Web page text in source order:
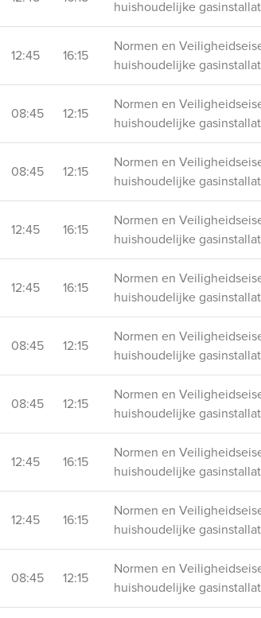
huishoudelijke
12:45 16:15
Normen en
huishoudelijke
08:45 12:15
Normen en
huishoudelijke
08:45 12:15
Normen en
huishoudelijke
12:45 16:15
Normen en
huishoudelijke
12:45 16:15
Normen en
huishoudelijke
08:45 12:15
Normen en
huishoudelijke
08:45 12:15
Normen en
huishoudelijke
12:45 16:15
Normen en
huishoudelijke
12:45 16:15
Normen en
huishoudelijke
08:45 12:15
Normen en
huishoudelijke